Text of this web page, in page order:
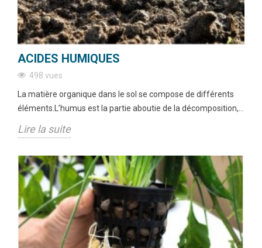
ACIDES HUMIQUES
498 vues
La matière organique dans le sol se compose de différents
éléments.L’humus est la partie aboutie de la décomposition,...
Lire la suite